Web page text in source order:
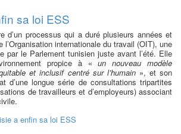
sa loi ESS
d’un processus qui a duré plusieurs années et
l’Organisation internationale du travail (OIT), une
le Parlement tunisien juste avant l’été. Elle
propice à «un nouveau modèle
et inclusif centré sur l’humain», et son
d’une longue série de consultations tripartites
de travailleurs et d’employeurs) associant
a enfin sa loi ESS